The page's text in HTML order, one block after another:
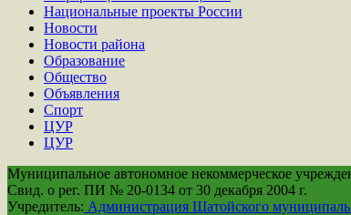
Национальные проекты России
Новости
Новости района
Образование
Общество
Объявления
Спорт
ЦУР
ЦУР
Муниципальное автономное некоммерческое
Свид. о рег. ПИ № 20-0134 от 30 декабря 2004 г.
Учредитель: Администрация Шатойского